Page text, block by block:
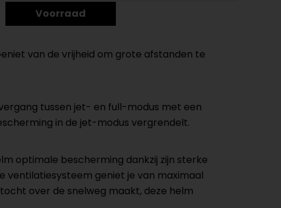
Voorraad
van de vrijheid om grote afstanden te
tussen jet- en full-modus met een
in de jet-modus vergrendelt.
optimale bescherming dankzij zijn sterke
geniet je van maximaal
over de snelweg maakt, deze helm